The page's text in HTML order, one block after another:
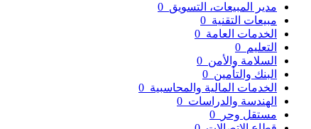
مدير المبيعات، التسويق
مبيعات التقنية
الخدمات العامة
التعليم
السلامة والأمن
البنك والتأمين
الخدمات المالية والمحاسبية
الهندسة والدراسات
مستقل وحر